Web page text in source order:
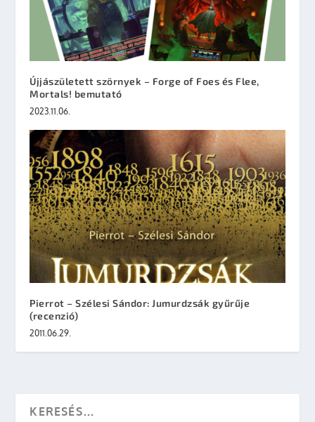
Újjászületett szörnyek – Forge of Foes és Flee,
Mortals! bemutató
2023.11.06.
Pierrot – Szélesi Sándor: Jumurdzsák gyűrűje
(recenzió)
2011.06.29.